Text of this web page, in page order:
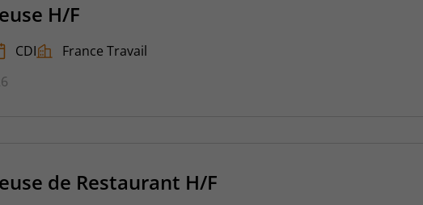
H/F
CDI
France Travail
de Restaurant H/F